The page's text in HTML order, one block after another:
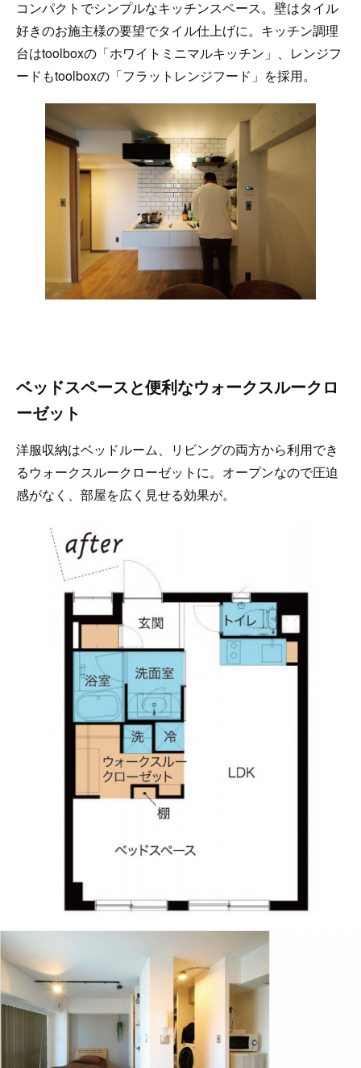
コンパクトでシンプルなキッチンスペース。壁はタイル
好きのお施主様の要望でタイル仕上げに。キッチン調理
台はtoolboxの「ホワイトミニマルキッチン」、レンジフ
ードもtoolboxの「フラットレンジフード」を採用。
ベッドスペースと便利なウォークスルークロ
ーゼット
洋服収納はベッドルーム、リビングの両方から利用でき
るウォークスルークローゼットに。オープンなので圧迫
感がなく、部屋を広く見せる効果が。